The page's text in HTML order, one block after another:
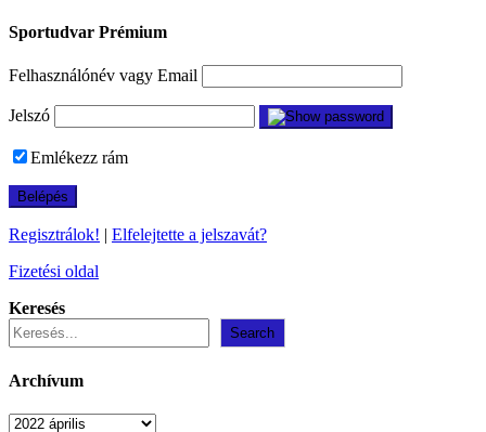
Sportudvar Prémium
Felhasználónév vagy Email
Jelszó
Emlékezz rám
Regisztrálok! | Elfelejtette a jelszavát?
Fizetési oldal
Keresés
Search
Archívum
Archívum